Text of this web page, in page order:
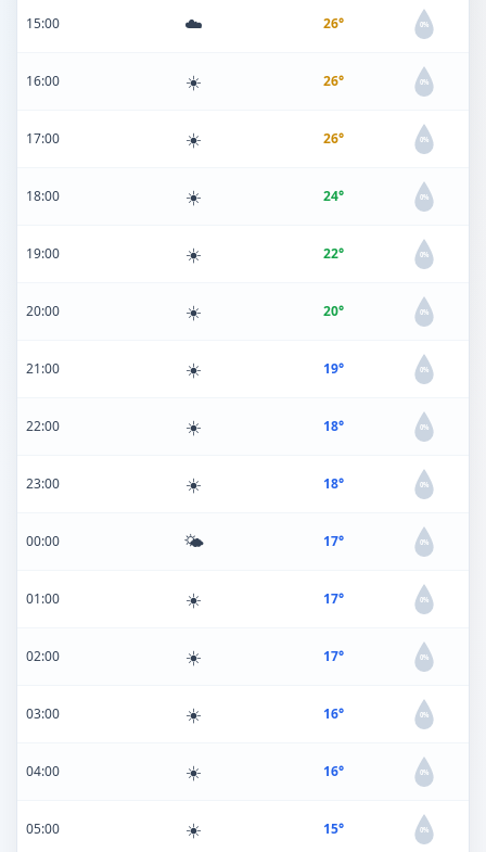
15:00 ☁️ 26° 0%
16:00 ☀️ 26° 0%
17:00 ☀️ 26° 0%
18:00 ☀️ 24° 0%
19:00 ☀️ 22° 0%
20:00 ☀️ 20° 0%
21:00 ☀️ 19° 0%
22:00 ☀️ 18° 0%
23:00 ☀️ 18° 0%
00:00 🌤️ 17° 0%
01:00 ☀️ 17° 0%
02:00 ☀️ 17° 0%
03:00 ☀️ 16° 0%
04:00 ☀️ 16° 0%
05:00 ☀️ 15° 0%